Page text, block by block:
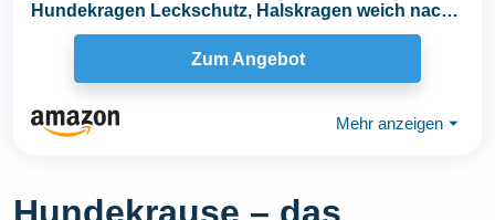
Hundekragen Leckschutz, Halskragen weich nach
OP, Schutzkragen...
Zum Angebot
Mehr anzeigen ⏷